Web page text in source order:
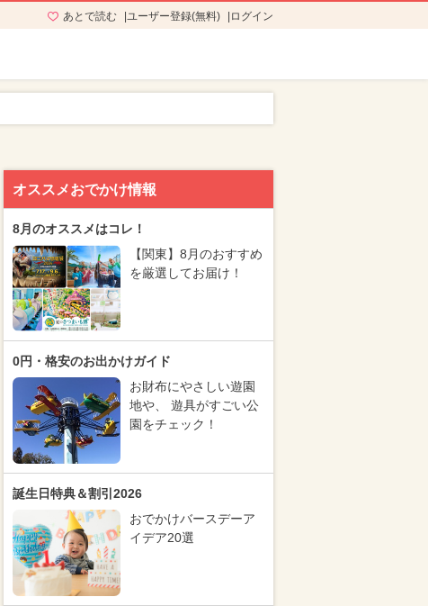
あとで読む ユーザー登録(無料) ログイン
オススメおでかけ情報
8月のオススメはコレ！
【関東】8月のおすすめ
を厳選してお届け！
0円・格安のお出かけガイド
お財布にやさしい遊園
地や、 遊具がすごい公
園をチェック！
誕生日特典＆割引2026
おでかけバースデーア
イデア20選